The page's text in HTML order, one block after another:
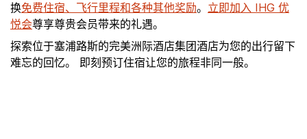
换免费住宿、飞行里程和各种其他奖励。 立即加入 IHG 优
悦会尊享尊贵会员带来的礼遇。
探索位于塞浦路斯的完美洲际酒店集团酒店为您的出行留下
难忘的回忆。 即刻预订住宿让您的旅程非同一般。